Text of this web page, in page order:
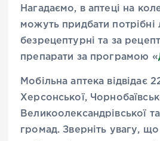
Нагадаємо, в аптеці на
можуть придбати потрібні
безрецептурні та за
препарати за програмою «
Мобільна аптека відвідає
Херсонської,
Великоолександрівської
громад. Зверніть увагу,